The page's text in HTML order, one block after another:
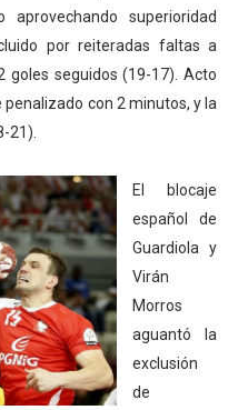
superioridad
por reiteradas faltas a
goles seguidos (19-17). Acto
con 2 minutos, y la
21).
El blocaje
español de
Guardiola y
Virán
Morros
aguantó la
exclusión
de